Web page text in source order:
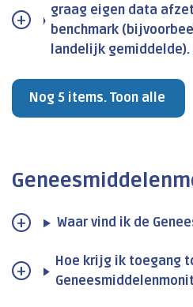
graag eigen data
benchmark
landelijk
Nog 5 items. Toon alle
Waar vind ik de
Hoe krijg ik toegang